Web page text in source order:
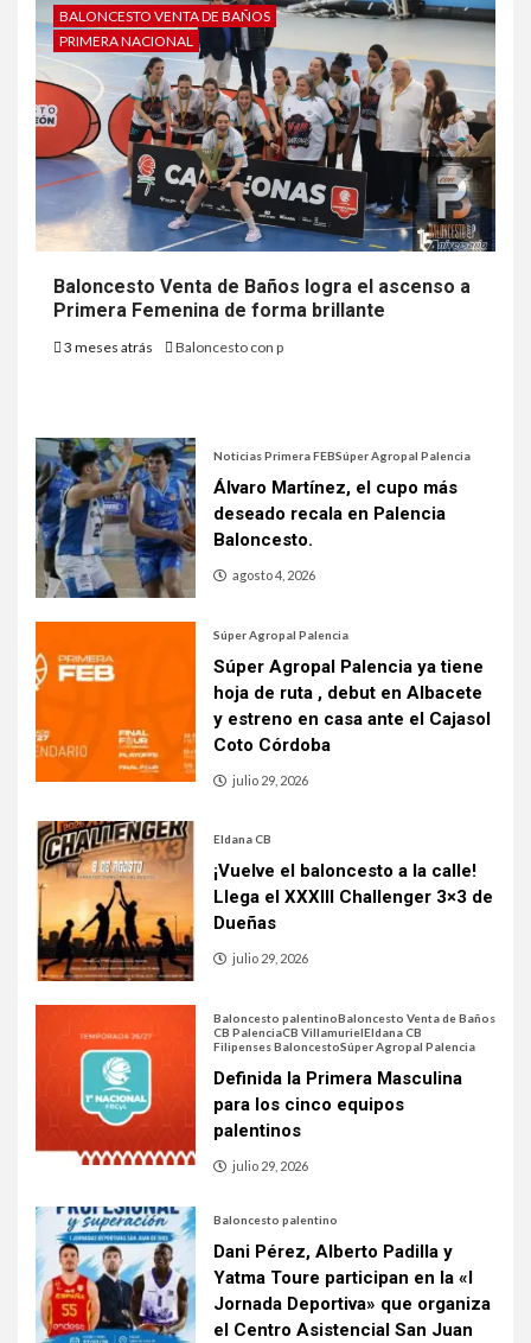
BALONCESTO VENTA DE BAÑOS
PRIMERA NACIONAL
Baloncesto Venta de Baños logra el ascenso a
Primera Femenina de forma brillante
3 meses atrás Baloncesto con p
Noticias Primera FEBSúper Agropal Palencia
Álvaro Martínez, el cupo más
deseado recala en Palencia
Baloncesto.
agosto 4, 2026
Súper Agropal Palencia
Súper Agropal Palencia ya tiene
hoja de ruta , debut en Albacete
y estreno en casa ante el Cajasol
Coto Córdoba
julio 29, 2026
Eldana CB
¡Vuelve el baloncesto a la calle!
Llega el XXXIII Challenger 3×3 de
Dueñas
julio 29, 2026
Baloncesto palentinoBaloncesto Venta de Baños
CB PalenciaCB VillamurielEldana CB
Filipenses BaloncestoSúper Agropal Palencia
Definida la Primera Masculina
para los cinco equipos
palentinos
julio 29, 2026
Baloncesto palentino
Dani Pérez, Alberto Padilla y
Yatma Toure participan en la «I
Jornada Deportiva» que organiza
el Centro Asistencial San Juan